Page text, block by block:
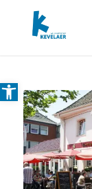
Open toolbar